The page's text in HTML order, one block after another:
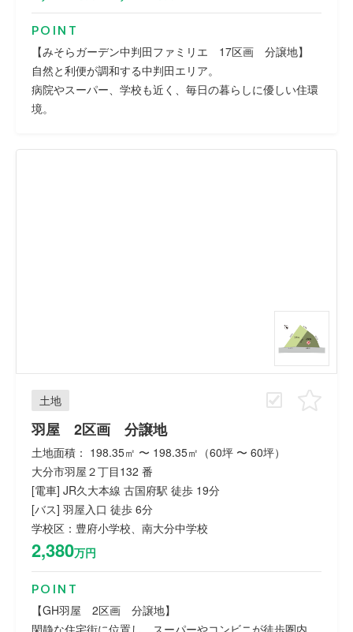
POINT
【みそらガーデン中判田ファミリエ 17区画 分譲地】
自然と利便が調和する中判田エリア。
病院やスーパー、学校も近く、毎日の暮らしに優しい住環
境。
土地
羽屋 2区画 分譲地
土地面積： 198.35㎡ 〜 198.35㎡（60坪 〜 60坪）
大分市羽屋２丁目132 番
[電車] JR久大本線 古国府駅 徒歩 19分
[バス] 羽屋入口 徒歩 6分
学校区：豊府小学校、南大分中学校
2,380万円
POINT
【GH羽屋 2区画 分譲地】
閑静な住宅街に位置し、スーパーやコンビニが徒歩圏内